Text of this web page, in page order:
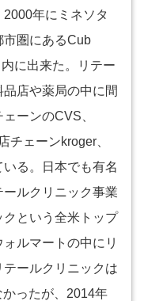
年にミネソタ
市圏にあるCub
に出来た。リテー
店や薬局の中に間
ーンのCVS、
チェーンkroger、
る。日本でも有名
ルクリニック事業
という全米トップ
ルマートの中にリ
ールクリニックは
ったが、2014年